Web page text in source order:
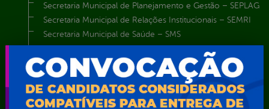
Secretaria Municipal de Planejamento e Gestão – SEPLAG
Secretaria Municipal de Relações Institucionais – SEMRI
Secretaria Municipal de Saúde – SMS
Superintendência de Trânsito e Transportes de Serra
Talhada-STTRANS
Transparência, Fiscalização e Controle